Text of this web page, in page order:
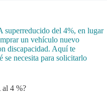
superreducido del 4%, en lugar
un vehículo nuevo
discapacidad. Aquí te
se necesita para solicitarlo
al 4 %?